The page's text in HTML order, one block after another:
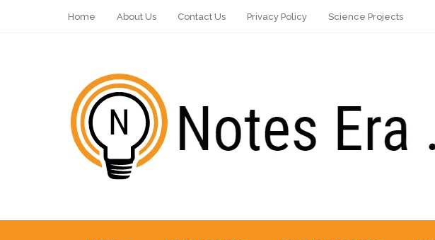
Home About Us Contact Us Privacy Policy Science Projects